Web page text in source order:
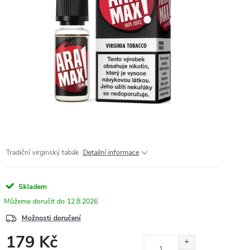
Tradiční virginský tabák Detailní informace
Skladem
12.8.2026
Možnosti doručení
179 Kč